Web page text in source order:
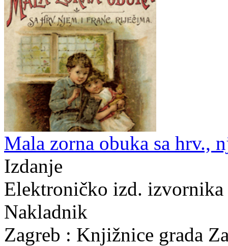
Mala zorna obuka sa hrv.,
Izdanje
Elektroničko izd.
Nakladnik
Zagreb : Knjižnice grada